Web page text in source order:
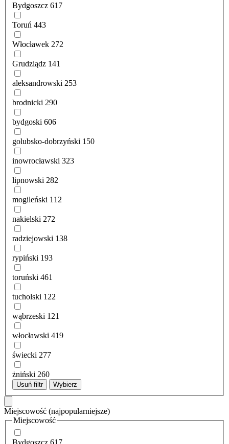
Bydgoszcz 617
Toruń 443
Włocławek 272
Grudziądz 141
aleksandrowski 253
brodnicki 290
bydgoski 606
golubsko-dobrzyński 150
inowrocławski 323
lipnowski 282
mogileński 112
nakielski 272
radziejowski 138
rypiński 193
toruński 461
tucholski 122
wąbrzeski 121
włocławski 419
świecki 277
żniński 260
Usuń filtr Wybierz
Miejscowość (najpopularniejsze)
Miejscowość